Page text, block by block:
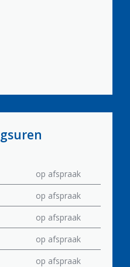
op afspraak
op afspraak
op afspraak
op afspraak
op afspraak